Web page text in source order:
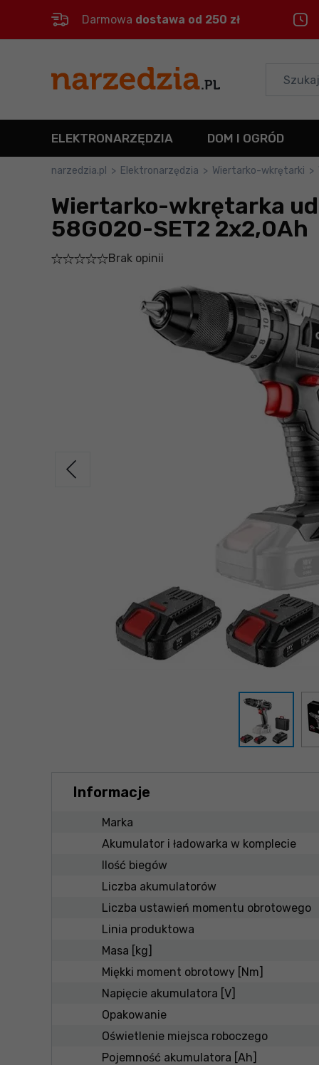
Menu główne
Informacje o produkcie
Do koszyka
Szczegółowe informacje
Stopka
Darmowa dostawa od 250 zł
ELEKTRONARZĘDZIA DOM I OGRÓD
narzedzia.pl > Elektronarzędzia > Wiertarko-wkrętarki >
Wiertarko-wkrętarka
58G020-SET2 2x2,0Ah
Brak opinii
Informacje
Marka
Akumulator i ładowarka w komplecie
Ilość biegów
Liczba akumulatorów
Liczba ustawień momentu obrotowego
Linia produktowa
Masa [kg]
Miękki moment obrotowy [Nm]
Napięcie akumulatora [V]
Opakowanie
Oświetlenie miejsca roboczego
Pojemność akumulatora [Ah]